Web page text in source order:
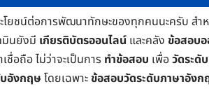
ะโยชน์ต่อการพัฒนาทักษะของทุกคนนะครับ ส
มินยังมี เกียรติบัตรออนไลน์ และคลัง ข้อสอบ
ชื่อถือ ไม่ว่าจะเป็นการ ทำข้อสอบ เพื่อวัดระดับ
อังกฤษโดยเฉพาะข้อสอบวัดระดับภาษาอังก